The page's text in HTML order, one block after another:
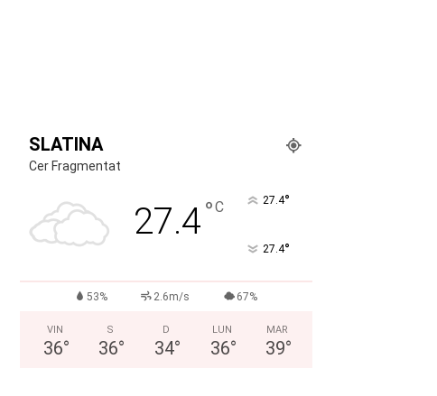
SLATINA
Cer Fragmentat
27.4°C 27.4°
27.4°
53% 2.6m/s 67%
VIN
36°
S
36°
D
34°
LUN
36°
MAR
39°